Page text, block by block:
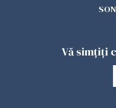
Se caută urgent
Marea Britanie.
Vă simțiți